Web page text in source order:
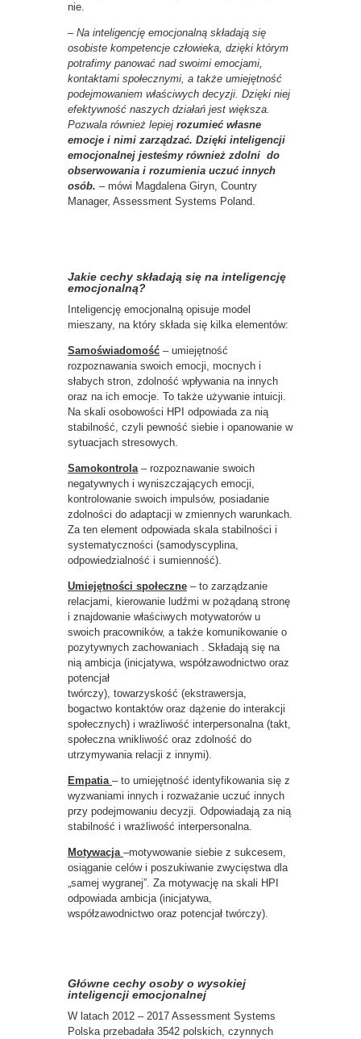
nie.
– Na inteligencję emocjonalną składają się
osobiste kompetencje człowieka, dzięki którym
potrafimy panować nad swoimi emocjami,
kontaktami społecznymi, a także umiejętność
podejmowaniem właściwych decyzji. Dzięki niej
efektywność naszych działań jest większa.
Pozwala również lepiej rozumieć własne
emocje i nimi zarządzać. Dzięki inteligencji
emocjonalnej jesteśmy również zdolni do
obserwowania i rozumienia uczuć innych
osób. – mówi Magdalena Giryn, Country
Manager, Assessment Systems Poland.
Jakie cechy składają się na inteligencję
emocjonalną?
Inteligencję emocjonalną opisuje model
mieszany, na który składa się kilka elementów:
Samoświadomość – umiejętność
rozpoznawania swoich emocji, mocnych i
słabych stron, zdolność wpływania na innych
oraz na ich emocje. To także używanie intuicji.
Na skali osobowości HPI odpowiada za nią
stabilność, czyli pewność siebie i opanowanie w
sytuacjach stresowych.
Samokontrola – rozpoznawanie swoich
negatywnych i wyniszczających emocji,
kontrolowanie swoich impulsów, posiadanie
zdolności do adaptacji w zmiennych warunkach.
Za ten element odpowiada skala stabilności i
systematyczności (samodyscyplina,
odpowiedzialność i sumienność).
Umiejętności społeczne – to zarządzanie
relacjami, kierowanie ludźmi w pożądaną stronę
i znajdowanie właściwych motywatorów u
swoich pracowników, a także komunikowanie o
pozytywnych zachowaniach . Składają się na
nią ambicja (inicjatywa, współzawodnictwo oraz
potencjał
twórczy), towarzyskość (ekstrawersja,
bogactwo kontaktów oraz dążenie do interakcji
społecznych) i wrażliwość interpersonalna (takt,
społeczna wnikliwość oraz zdolność do
utrzymywania relacji z innymi).
Empatia – to umiejętność identyfikowania się z
wyzwaniami innych i rozważanie uczuć innych
przy podejmowaniu decyzji. Odpowiadają za nią
stabilność i wrażliwość interpersonalna.
Motywacja –motywowanie siebie z sukcesem,
osiąganie celów i poszukiwanie zwycięstwa dla
„samej wygranej”. Za motywację na skali HPI
odpowiada ambicja (inicjatywa,
współzawodnictwo oraz potencjał twórczy).
Główne cechy osoby o wysokiej
inteligencji emocjonalnej
W latach 2012 – 2017 Assessment Systems
Polska przebadała 3542 polskich, czynnych